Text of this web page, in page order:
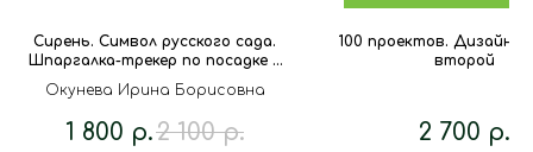
Сирень. Символ русского сада.
Шпаргалка-трекер по посадке и
Окунева Ирина Борисовна
1 800 р.2 100 р.
100 проектов. Дизайн
второй
2 700 р.